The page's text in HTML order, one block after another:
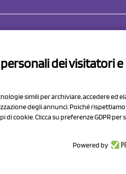
315/1
REA: MO 208553
dei visitatori e
simili per archiviare, accedere ed
degli annunci. Poiché
cookie. Clicca su preferenze GDPR per
Powered by